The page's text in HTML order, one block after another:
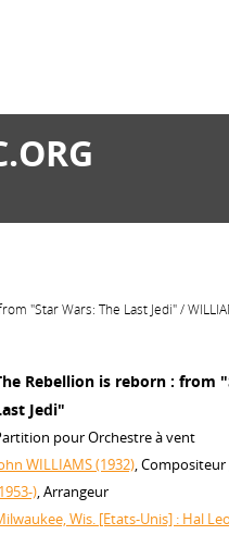
"Star Wars: The Last Jedi" /
Rebellion is reborn : from
Jedi"
pour Orchestre à vent
WILLIAMS (1932), Compositeur
), Arrangeur
Wis. [Etats-Unis] : Hal